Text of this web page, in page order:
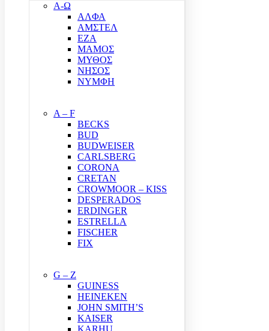
Α-Ω
ΑΛΦΑ
ΑΜΣΤΕΛ
ΕΖΑ
ΜΑΜΟΣ
ΜΥΘΟΣ
ΝΗΣΟΣ
ΝΥΜΦΗ
A – F
BECKS
BUD
BUDWEISER
CARLSBERG
CORONA
CRETAN
CROWMOOR – KISS
DESPERADOS
ERDINGER
ESTRELLA
FISCHER
FIX
G – Z
GUINESS
HEINEKEN
JOHN SMITH’S
KAISER
KARHU